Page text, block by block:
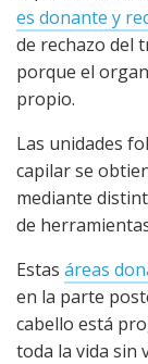
es donante y
de rechazo del
porque el
propio.
Las unidades
capilar se
mediante
de
Estas áreas
en la parte
cabello está
toda la vida sin